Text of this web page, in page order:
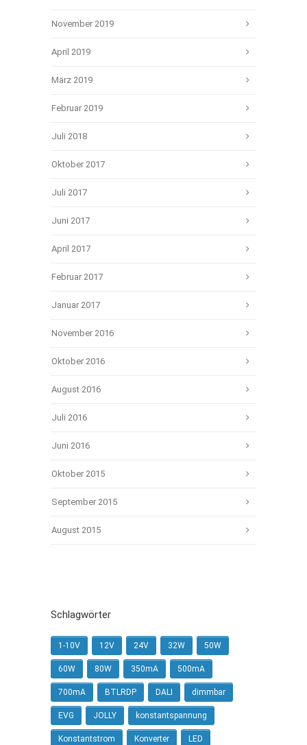
November 2019
April 2019
März 2019
Februar 2019
Juli 2018
Oktober 2017
Juli 2017
Juni 2017
April 2017
Februar 2017
Januar 2017
November 2016
Oktober 2016
August 2016
Juli 2016
Juni 2016
Oktober 2015
September 2015
August 2015
Schlagwörter
1-10V 12V 24V 32W 50W
60W 80W 350mA 500mA
700mA BTLRDP DALI dimmbar
EVG JOLLY konstantspannung
Konstantstrom Konverter LED